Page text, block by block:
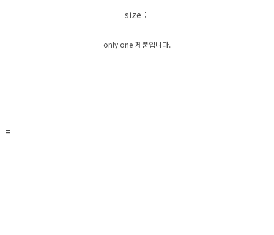
size :
only one 제품입니다.
=